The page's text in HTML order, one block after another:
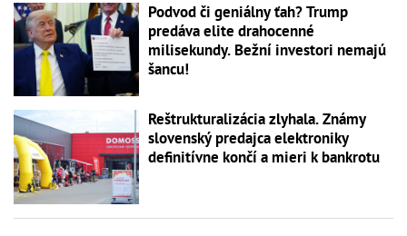
Podvod či geniálny ťah? Trump
predáva elite drahocenné
milisekundy. Bežní investori nemajú
šancu!
Reštrukturalizácia zlyhala. Známy
slovenský predajca elektroniky
definitívne končí a mieri k bankrotu